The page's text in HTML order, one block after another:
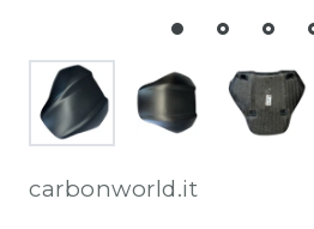
carbonworld.it